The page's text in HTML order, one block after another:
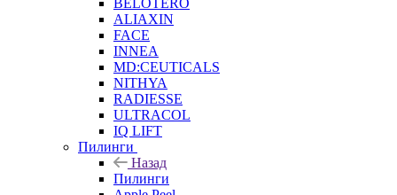
BELOTERO
ALIAXIN
FACE
INNEA
MD:CEUTICALS
NITHYA
RADIESSE
ULTRACOL
IQ LIFT
Пилинги
Назад
Пилинги